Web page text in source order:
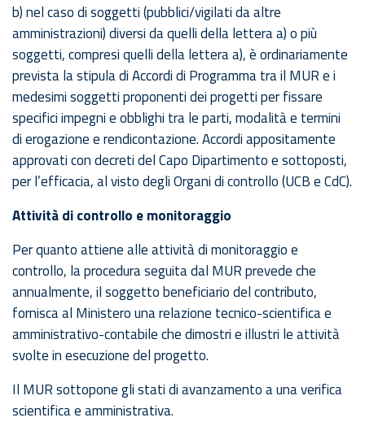
b) nel caso di soggetti (pubblici/vigilati da altre
amministrazioni) diversi da quelli della lettera a) o più
soggetti, compresi quelli della lettera a), è ordinariamente
prevista la stipula di Accordi di Programma tra il MUR e i
medesimi soggetti proponenti dei progetti per fissare
specifici impegni e obblighi tra le parti, modalità e termini
di erogazione e rendicontazione. Accordi appositamente
approvati con decreti del Capo Dipartimento e sottoposti,
per l’efficacia, al visto degli Organi di controllo (UCB e CdC).
Attività di controllo e monitoraggio
Per quanto attiene alle attività di monitoraggio e
controllo, la procedura seguita dal MUR prevede che
annualmente, il soggetto beneficiario del contributo,
fornisca al Ministero una relazione tecnico-scientifica e
amministrativo-contabile che dimostri e illustri le attività
svolte in esecuzione del progetto.
Il MUR sottopone gli stati di avanzamento a una verifica
scientifica e amministrativa.